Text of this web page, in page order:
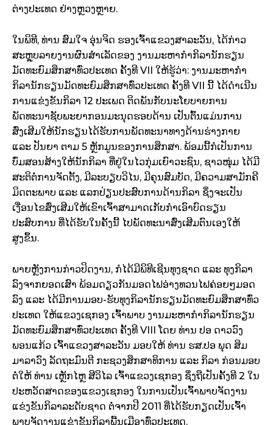
ຕ່າງປະເທດ ຢ່າງຫຼວງຫຼາຍ.
ໃນພິທີ, ທ່ານ ສົມໃຈ ອຸ່ນຈິດ ຮອງເຈົ້າແຂວງສາລະວັນ, ໄດ້ກ່າວ
ສະຫຼຸບລາຍງານຜົນສໍາເລັດຂອງ ງານມະຫາກຳກິລານັກຮຽນ
ມັດທະຍົມສຶກສາທົ່ວປະເທດ ຄັ້ງທີ VII ໃຫ້ຮູ້ວ່າ: ງານມະຫາກຳ
ກິລານັກຮຽນມັດທະຍົມສຶກສາທົ່ວປະເທດ ຄັ້ງທີ VII ນີ້ ໄດ້ດຳເນີນ
ການແຂ່ງຂັນກິລາ 12 ປະເພດ ຕິດພັນກັບນະໂຍບາຍການ
ພັດທະນາຊັບພະຍາກອນມະນຸດຮອບດ້ານ ເປັນຕົ້ນແມ່ນການ
ສົ່ງເສີມໃຫ້ນັກຮຽນໄດ້ຮັບການພັດທະນາທາງດ້ານຮ່າງກາຍ
ແລະ ປັນຍາ ຕາມ 5 ຫຼັກມູນຂອງການສຶກສາ. ພ້ອມນີ້ກໍເປັນການ
ບົ່ມສອນສ້າງໃຫ້ນັກກິລາ ທີ່ຢູ່ໃນໄວກຸ່ມເຍົາວະຊົນ, ຊາວໜຸ່ມ ໄດ້ມີ
ສະຕິຕໍ່ການຈັດຕັ້ງ, ມີລະບຽບວິໄນ, ມີຄຸນສົມບັດ, ມີຄວາມສາມັກຄີ
ມິດຕະພາບ ແລະ ແລກປ່ຽນປະສົບການດ້ານກິລາ ຊຶ່ງຈະເປັນ
ເງື່ອນໄຂສົ່ງເສີມໃຫ້ເຂົາເຈົ້າສາມາດເກັບກຳເອົາບົດຮຽນ
ປະສົບການ ທີ່ໄດ້ຮັບໃນຄັ້ງນີ້ ໄປພັດທະນາສົ່ງເສີມຕົນເອງໃຫ້
ສູງຂຶ້ນ.
ພາຍຫຼັງການກ່າວປິດງານ, ກໍໄດ້ມີພິທີເຊີນທຸງຊາດ ແລະ ທຸງກິລາ
ລົງຈາກຍອດເສົາ ພ້ອມດຽວກັນມອດໄຟອ່າງທວນໄຟຄ່ອຍໆມອດ
ລົງ ແລະ ໄດ້ມີການມອບ-ຮັບທຸງກິລານັກຮຽນມັດທະຍົມສຶກສາທົ່ວ
ປະເທດ ໃຫ້ແຂວງເຊກອງ ເຈົ້າພາບ ງານມະຫາກຳກິລານັກຮຽນ
ມັດທະຍົມສຶກສາທົ່ວປະເທດ ຄັ້ງທີ VIII ໂດຍ ທ່ານ ປອ ດາວວົງ
ພອນແກ້ວ ເຈົ້າແຂວງສາລະວັນ ມອບໃຫ້ ທ່ານ ຮສ.ປອ ພຸດ ສິມ
ມາລາວົງ ລັດຖະມົນຕີ ກະຊວງສຶກສາທິການ ແລະ ກິລາ ກ່ອນມອບ
ຕໍ່ໃຫ້ ທ່ານ ເຫຼັກໄຫຼ ສີວິໄລ ເຈົ້າແຂວງເຊກອງ ຊຶ່ງຖືເປັນຄັ້ງທີ 2 ໃນ
ປະຫວັດສາດຂອງແຂວງເຊກອງ ໃນການເປັນເຈົ້າພາບຈັດງານ
ແຂ່ງຂັນກິລາລະດັບຊາດ ຕໍ່ຈາກປີ 2011 ທີ່ໄດ້ຮັບກຽດເປັນເຈົ້າ
ພາບຈັດງານແຂ່ງຂັນກິລາພື້ນເມືອງທົ່ວປະເທດ.